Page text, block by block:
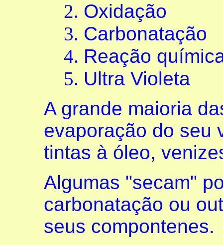
Oxidação
Carbonatação
Reação
Ultra Violeta
A grande maioria
evaporação do seu
tintas à óleo,
Algumas "secam"
carbonatação ou
seus compontenes.